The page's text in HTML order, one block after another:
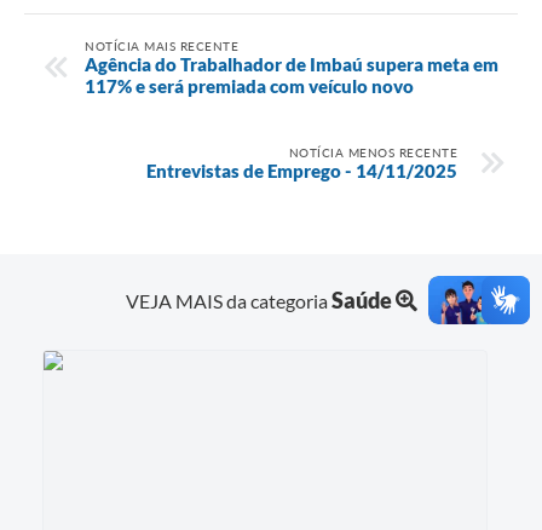
NOTÍCIA MAIS RECENTE
Agência do Trabalhador de Imbaú supera meta em
117% e será premiada com veículo novo
NOTÍCIA MENOS RECENTE
Entrevistas de Emprego - 14/11/2025
VEJA MAIS da categoriaSaúde